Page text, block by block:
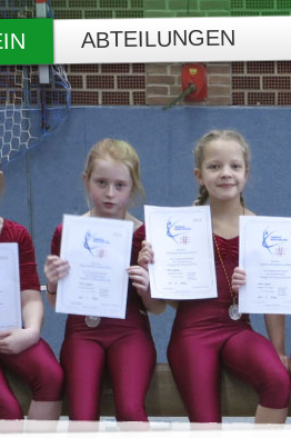
ABTEILUNGEN